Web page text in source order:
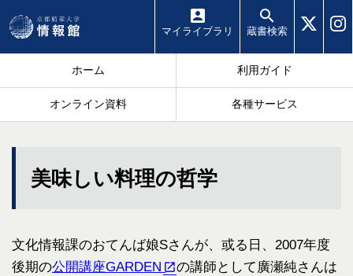
マイ ライブラリ 蔵書検索
ホーム 利用ガイド
オンライン資料 各種サービス
美味しい料理の哲学
文化情報課のおてんば娘Sさんが、或る日、2007年度
後期の公開講座GARDEN
の講師として廣瀬純さんは